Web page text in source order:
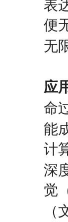
表
便
无
应
命
能
计
深
觉